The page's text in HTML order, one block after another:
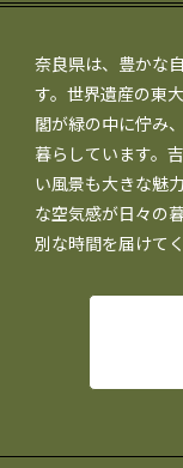
奈良県は、豊かな
す。世界遺産の東
閣が緑の中に佇み
暮らしています。
い風景も大きな魅
な空気感が日々の
別な時間を届けて